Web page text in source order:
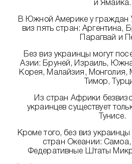
и Ямайка.
В Южной Америке у граждан
виз пять стран: Аргентина,
Парагвай и
Без виз украинцы могут
Азии: Бруней, Израиль,
Корея, Малайзия, Монголия,
Тимор,
Из стран Африки
украинцев существует
Тунисе.
Кроме того, без виз украинцы
стран Океании: Самоа,
Федеративные Штаты